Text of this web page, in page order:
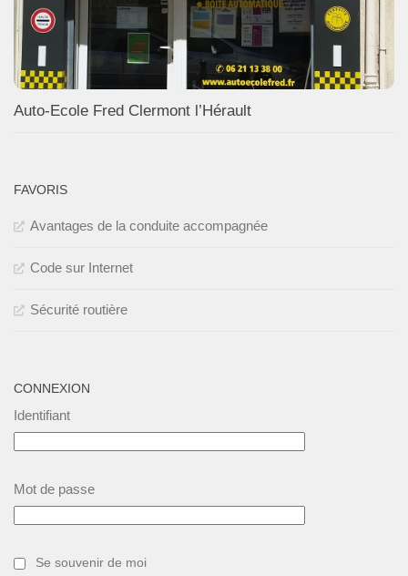
Auto-Ecole Fred Clermont l’Hérault
FAVORIS
Avantages de la conduite accompagnée
Code sur Internet
Sécurité routière
CONNEXION
Identifiant
Mot de passe
Se souvenir de moi